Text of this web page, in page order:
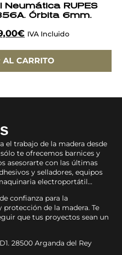
RUPES
Órbita 6mm.
€ IVA Incluido
AL CARRITO
el trabajo de la madera desde
te ofrecemos barnices y
asesorarte con las últimas
y selladores, equipos
electroportátil…
confianza para la
de la madera. Te
que tus proyectos sean un
28500 Arganda del Rey